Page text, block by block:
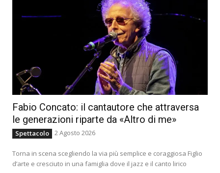
Fabio Concato: il cantautore che attraversa
le generazioni riparte da «Altro di me»
Spettacolo 2 Agosto 2026
Torna in scena scegliendo la via più semplice e coraggiosa Figlio
d’arte e cresciuto in una famiglia dove il jazz e il canto lirico